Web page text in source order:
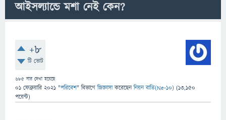
আইসল্যান্ডে মশা নেই কেন?
+8
টি ভোট
685 বার দেখা হয়েছে
01 ফেব্রুয়ারি 2021 "পরিবেশ" বিভাগে জিজ্ঞাসাকরেছেননিয়ন বাতি(Ne-10) (13,150
পয়েন্ট)